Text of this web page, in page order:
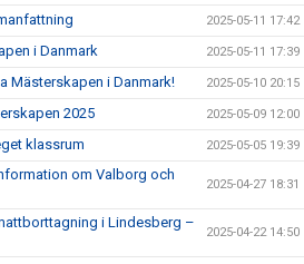
2025-05-11 17:42
i Danmark 2025-05-11 17:39
Mästerskapen i Danmark! 2025-05-10 20:15
2025 2025-05-09 12:00
klassrum 2025-05-05 19:39
om Valborg och
2025-04-27 18:31
i Lindesberg –
2025-04-22 14:50